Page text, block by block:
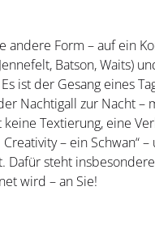
andere Form – auf ein
Batson, Waits)
ist der Gesang eines
Nachtigall zur Nacht –
Textierung, eine
– ein Schwan“
Dafür steht
wird – an Sie!